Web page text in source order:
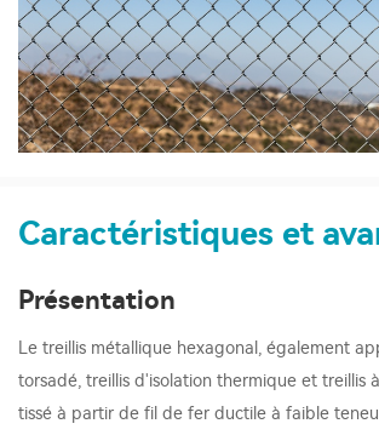
Caractéristiques et
Présentation
Le treillis métallique hexagonal, également
torsadé, treillis d'isolation thermique et treillis
tissé à partir de fil de fer ductile à faible